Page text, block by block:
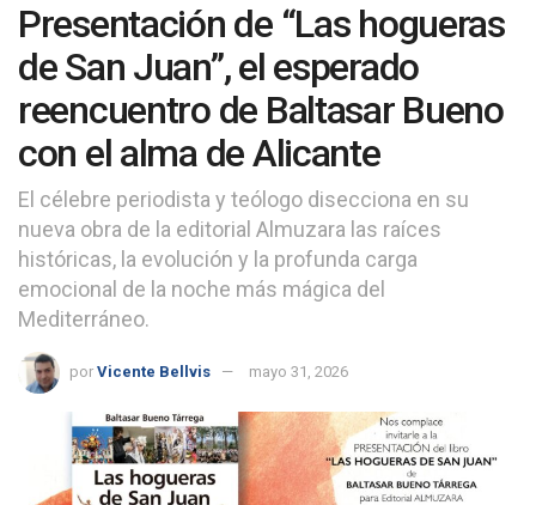
Presentación de “Las hogueras
de San Juan”, el esperado
reencuentro de Baltasar Bueno
con el alma de Alicante
El célebre periodista y teólogo disecciona en su
nueva obra de la editorial Almuzara las raíces
históricas, la evolución y la profunda carga
emocional de la noche más mágica del
Mediterráneo.
por Vicente Bellvis mayo 31, 2026